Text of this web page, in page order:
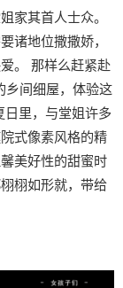
家其首人士众。
诸地位撒撒娇，
。 那样么赶紧赴
乡间细屋，体验这
里，与堂姐许多
式像素风格的精
美好性的甜蜜时
栩如形就，带给